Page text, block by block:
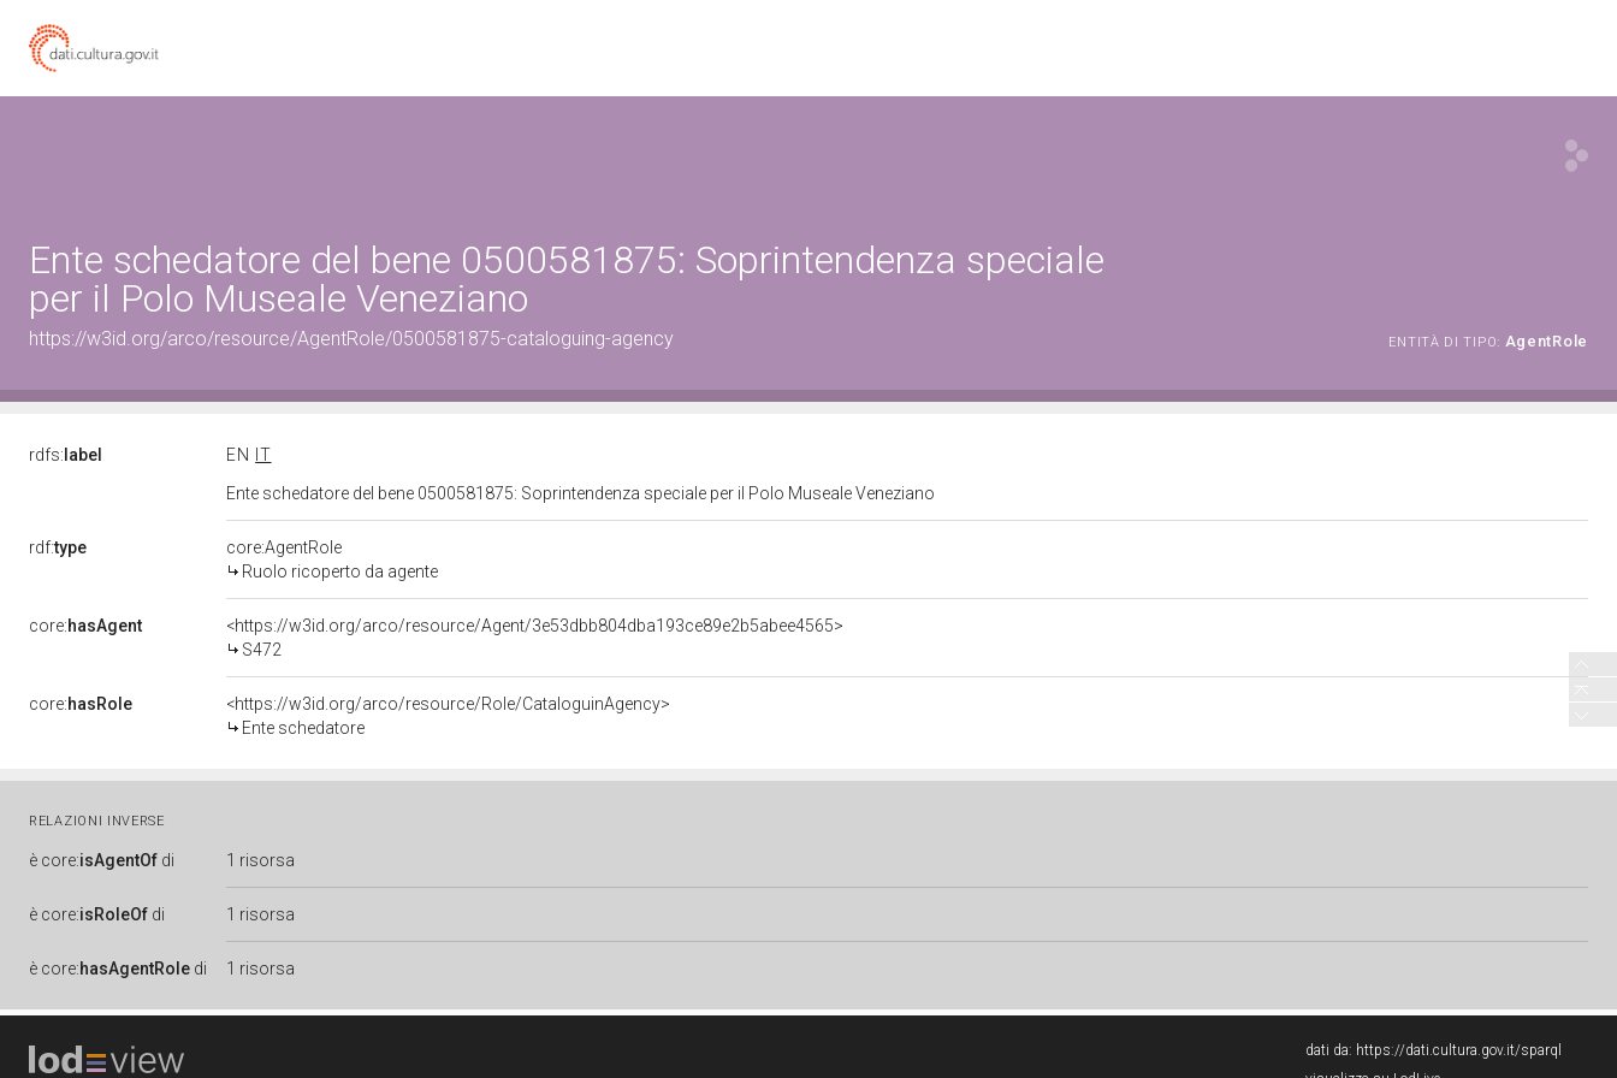
Ente schedatore del bene 0500581875: Soprintendenza speciale
per il Polo Museale Veneziano
https://w3id.org/arco/resource/AgentRole/0500581875-cataloguing-agency ENTITÀ DI TIPO: AgentRole
rdfs: label EN
IT
Ente schedatore del bene 0500581875: Soprintendenza speciale per il Polo Museale Veneziano
rdf:type
core:AgentRole
Ruolo ricoperto da agente
core:hasAgent
<https://w3id.org/arco/resource/Agent/3e53dbb804dba193ce89e2b5abee4565>
S472
core:hasRole
<https://w3id.org/arco/resource/Role/CataloguinAgency>
Ente schedatore
RELAZIONI INVERSE
è core:isAgentOf di 1 risorsa
è core:isRoleOf di 1 risorsa
è core:hasAgentRole di 1 risorsa
dati da: https://dati.cultura.gov.it/sparql